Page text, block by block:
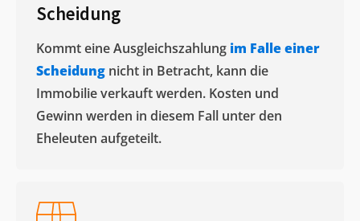
Scheidung
Kommt eine Ausgleichszahlung im Falle einer
Scheidung nicht in Betracht, kann die
Immobilie verkauft werden. Kosten und
Gewinn werden in diesem Fall unter den
Eheleuten aufgeteilt.​